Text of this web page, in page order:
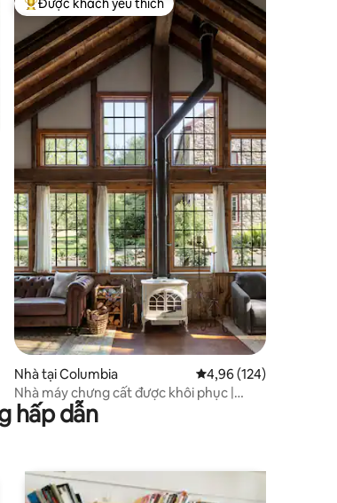
bình 4,98/5, 249 đánh giá
Được khách yêu thích nhất
Được khách yêu thích
Nhà tại Columbia Xếp hạng trung bình
4,96 (124)
Nhà máy chưng cất được khôi phục |
Phòng tắm nắng + Phòng xông hơi ngoài
trời
hấp dẫn